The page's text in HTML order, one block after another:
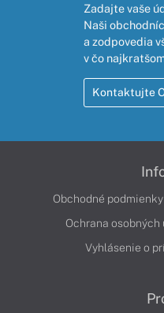
Zadajte vaše
Naši
a zodpovedia
v čo
Kontaktujte
Obchodné podmienky
Ochrana osobných
Vyhlásenie o